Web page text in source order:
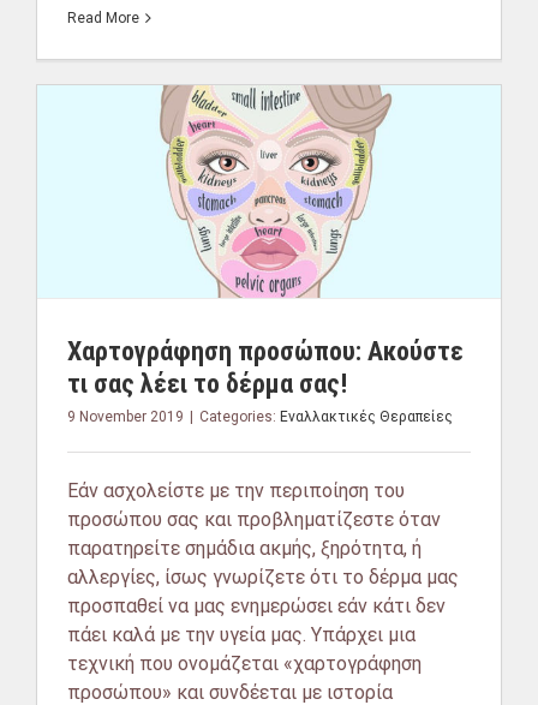
Read More
Χαρτογράφηση προσώπου: Ακούστε
τι σας λέει το δέρμα σας!
9 November 2019 | Categories: Εναλλακτικές Θεραπείες
Εάν ασχολείστε με την περιποίηση του
προσώπου σας και προβληματίζεστε όταν
παρατηρείτε σημάδια ακμής, ξηρότητα, ή
αλλεργίες, ίσως γνωρίζετε ότι το δέρμα μας
προσπαθεί να μας ενημερώσει εάν κάτι δεν
πάει καλά με την υγεία μας. Υπάρχει μια
τεχνική που ονομάζεται «χαρτογράφηση
προσώπου» και συνδέεται με ιστορία